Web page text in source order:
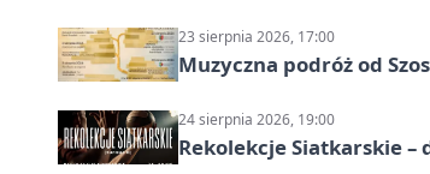
23 sierpnia 2026, 17:00
Muzyczna podróż od
24 sierpnia 2026, 19:00
Rekolekcje Siatkarskie